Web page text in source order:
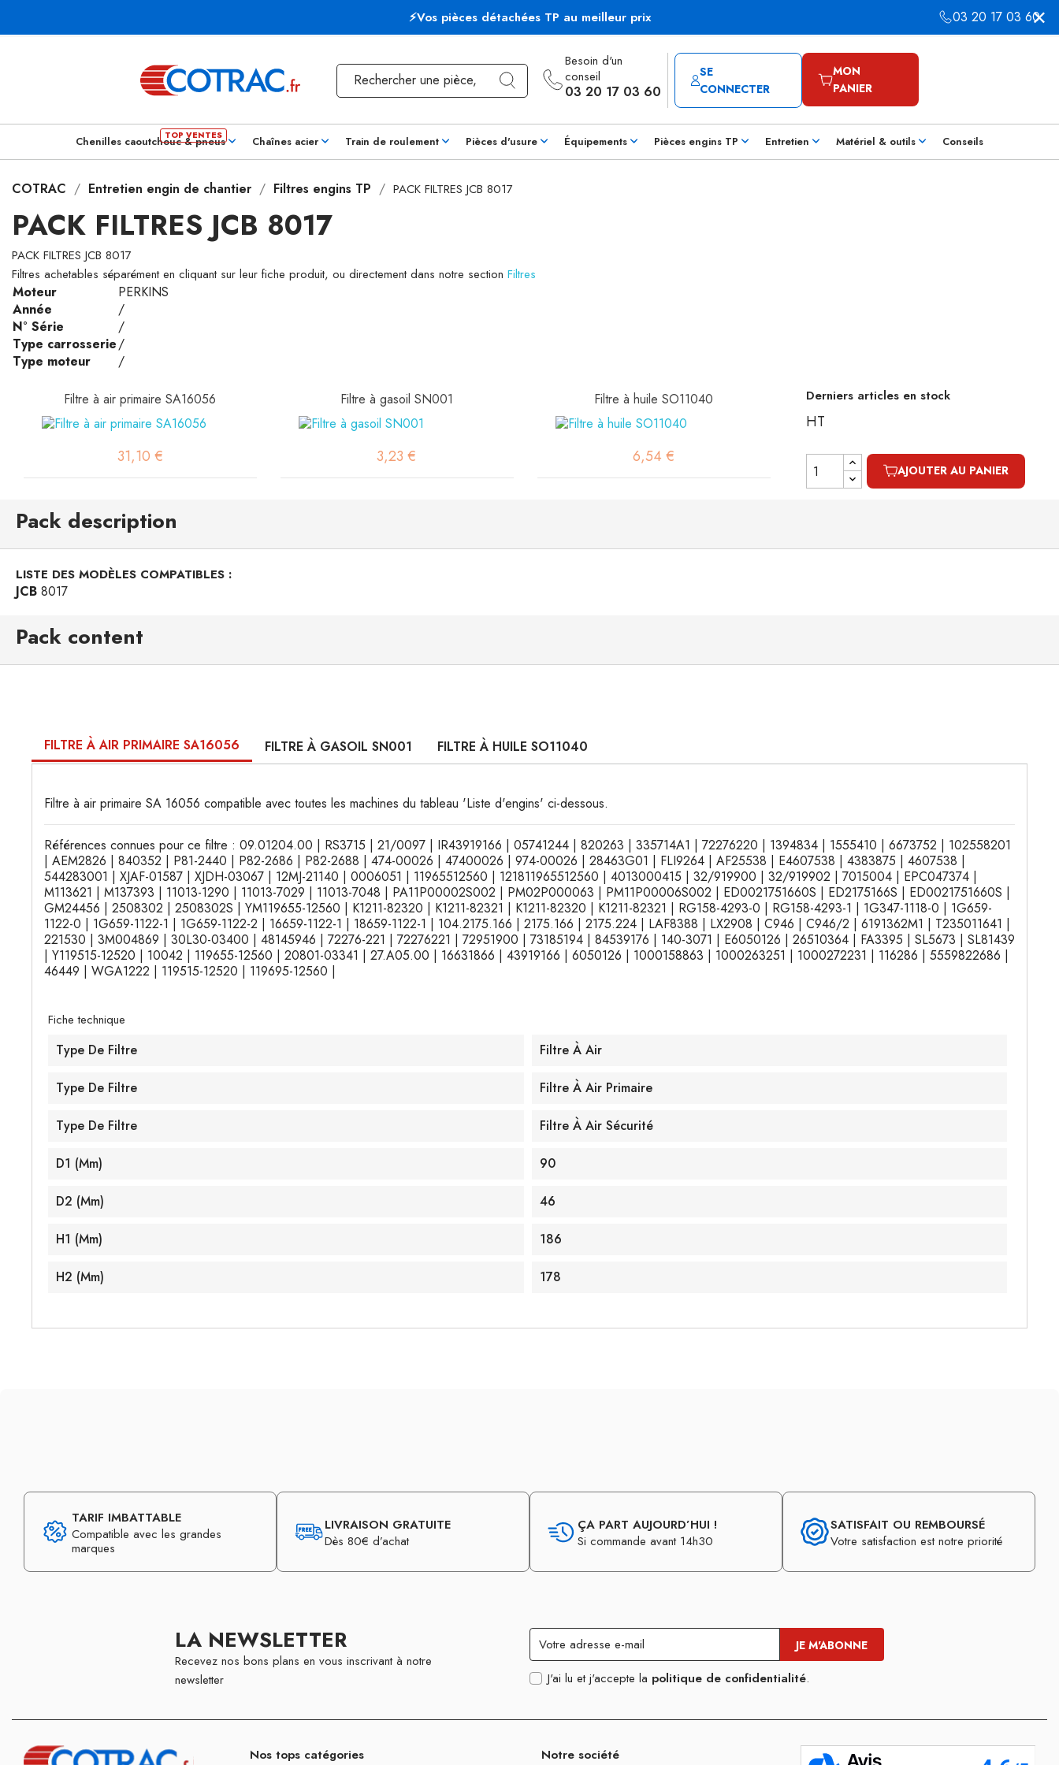
⚡Vos pièces détachées TP au meilleur prix 03 20 17 03 60
Besoin d'un
conseil
03 20 17 03 60
SE
CONNECTER
MON
PANIER
Chenilles caoutchouc & pneus Chaînes acier Train de roulement Pièces d'usure Équipements Pièces engins TP Entretien Matériel & outils Conseils
COTRAC Entretien engin de chantier Filtres engins TP PACK FILTRES JCB 8017
PACK FILTRES JCB 8017
PACK FILTRES JCB 8017
Filtres achetables séparément en cliquant sur leur fiche produit, ou directement dans notre section Filtres
Moteur
PERKINS
Année
/
N° Série
/
Type carrosserie/
Type moteur
/
Filtre à air primaire SA16056
31,10 €
Filtre à gasoil SN001
3,23 €
Filtre à huile SO11040
6,54 €
Derniers articles en stock
HT
AJOUTER AU PANIER
Pack description
LISTE DES MODÈLES COMPATIBLES :
JCB 8017
Pack content
FILTRE À AIR PRIMAIRE SA16056 FILTRE À GASOIL SN001 FILTRE À HUILE SO11040
Filtre à air primaire SA 16056 compatible avec toutes les machines du tableau 'Liste d'engins' ci-dessous.
Références connues pour ce filtre : 09.01204.00 | RS3715 | 21/0097 | IR43919166 | 05741244 | 820263 | 335714A1 | 72276220 | 1394834 | 1555410 | 6673752 | 102558201
| AEM2826 | 840352 | P81-2440 | P82-2686 | P82-2688 | 474-00026 | 47400026 | 974-00026 | 28463G01 | FLI9264 | AF25538 | E4607538 | 4383875 | 4607538 |
544283001 | XJAF-01587 | XJDH-03067 | 12MJ-21140 | 0006051 | 11965512560 | 121811965512560 | 4013000415 | 32/919900 | 32/919902 | 7015004 | EPC047374 |
M113621 | M137393 | 11013-1290 | 11013-7029 | 11013-7048 | PA11P00002S002 | PM02P000063 | PM11P00006S002 | ED0021751660S | ED2175166S | ED0021751660S |
GM24456 | 2508302 | 2508302S | YM119655-12560 | K1211-82320 | K1211-82321 | K1211-82320 | K1211-82321 | RG158-4293-0 | RG158-4293-1 | 1G347-1118-0 | 1G659-
1122-0 | 1G659-1122-1 | 1G659-1122-2 | 16659-1122-1 | 18659-1122-1 | 104.2175.166 | 2175.166 | 2175.224 | LAF8388 | LX2908 | C946 | C946/2 | 6191362M1 | T235011641 |
221530 | 3M004869 | 30L30-03400 | 48145946 | 72276-221 | 72276221 | 72951900 | 73185194 | 84539176 | 140-3071 | E6050126 | 26510364 | FA3395 | SL5673 | SL81439
| Y119515-12520 | 10042 | 119655-12560 | 20801-03341 | 27.A05.00 | 16631866 | 43919166 | 6050126 | 1000158863 | 1000263251 | 1000272231 | 116286 | 5559822686 |
46449 | WGA1222 | 119515-12520 | 119695-12560 |
Fiche technique
Type De Filtre Filtre À Air
Type De Filtre Filtre À Air Primaire
Type De Filtre Filtre À Air Sécurité
D1 (mm) 90
D2 (mm) 46
H1 (mm) 186
H2 (mm) 178
TARIF IMBATTABLE
Compatible avec les grandes
marques
LIVRAISON GRATUITE
Dès 80€ d’achat
ÇA PART AUJOURD’HUI !
Si commande avant 14h30
SATISFAIT OU REMBOURSÉ
Votre satisfaction est notre priorité
LA NEWSLETTER
Recevez nos bons plans en vous inscrivant à notre
newsletter
J'ai lu et j'accepte la politique de confidentialité.
Nos tops catégories Notre société